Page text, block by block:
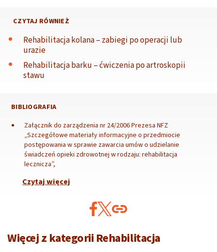
CZYTAJ RÓWNIEŻ
Rehabilitacja kolana – zabiegi po operacji lub
urazie
Rehabilitacja barku – ćwiczenia po artroskopii
stawu
BIBLIOGRAFIA
Załącznik do zarządzenia nr 24/2006 Prezesa NFZ
„Szczegółowe materiały informacyjne o przedmiocie
postępowania w sprawie zawarcia umów o udzielanie
świadczeń opieki zdrowotnej w rodzaju: rehabilitacja
lecznicza”,
Czytaj więcej
Więcej z kategorii Rehabilitacja